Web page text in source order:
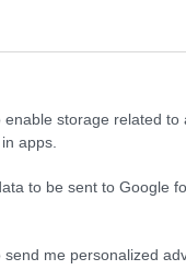
storage related to
apps.
to be sent to Google
me personalized